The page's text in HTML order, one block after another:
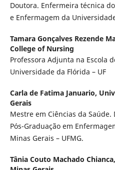
Doutora. Enfermeira técnica
e Enfermagem da
Tamara Gonçalves Rezende
College of Nursing
Professora Adjunta na Escola
Universidade da Flórida – UF
Carla de Fatima Januario,
Gerais
Mestre em Ciências da
Pós-Graduação em
Minas Gerais – UFMG.
Tânia Couto Machado Chianca,